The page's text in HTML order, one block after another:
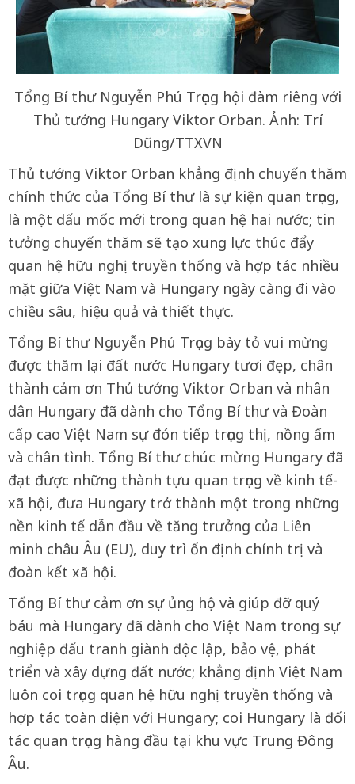
Tổng Bí thư Nguyễn Phú Trọng hội đàm riêng với
Thủ tướng Hungary Viktor Orban. Ảnh: Trí
Dũng/TTXVN
Thủ tướng Viktor Orban khẳng định chuyến thăm
chính thức của Tổng Bí thư là sự kiện quan trọng,
là một dấu mốc mới trong quan hệ hai nước; tin
tưởng chuyến thăm sẽ tạo xung lực thúc đẩy
quan hệ hữu nghị truyền thống và hợp tác nhiều
mặt giữa Việt Nam và Hungary ngày càng đi vào
chiều sâu, hiệu quả và thiết thực.
Tổng Bí thư Nguyễn Phú Trọng bày tỏ vui mừng
được thăm lại đất nước Hungary tươi đẹp, chân
thành cảm ơn Thủ tướng Viktor Orban và nhân
dân Hungary đã dành cho Tổng Bí thư và Đoàn
cấp cao Việt Nam sự đón tiếp trọng thị, nồng ấm
và chân tình. Tổng Bí thư chúc mừng Hungary đã
đạt được những thành tựu quan trọng về kinh tế-
xã hội, đưa Hungary trở thành một trong những
nền kinh tế dẫn đầu về tăng trưởng của Liên
minh châu Âu (EU), duy trì ổn định chính trị và
đoàn kết xã hội.
Tổng Bí thư cảm ơn sự ủng hộ và giúp đỡ quý
báu mà Hungary đã dành cho Việt Nam trong sự
nghiệp đấu tranh giành độc lập, bảo vệ, phát
triển và xây dựng đất nước; khẳng định Việt Nam
luôn coi trọng quan hệ hữu nghị truyền thống và
hợp tác toàn diện với Hungary; coi Hungary là đối
tác quan trọng hàng đầu tại khu vực Trung Đông
Âu.